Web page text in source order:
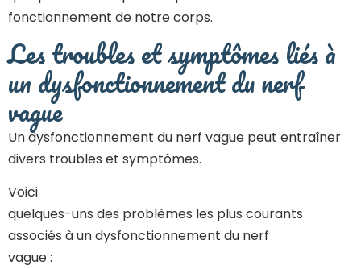
fonctionnement de notre corps.
Les troubles et symptômes liés à
un dysfonctionnement du nerf
vague
Un dysfonctionnement du nerf vague peut entraîner
divers troubles et symptômes.
Voici
quelques-uns des problèmes les plus courants
associés à un dysfonctionnement du nerf
vague :